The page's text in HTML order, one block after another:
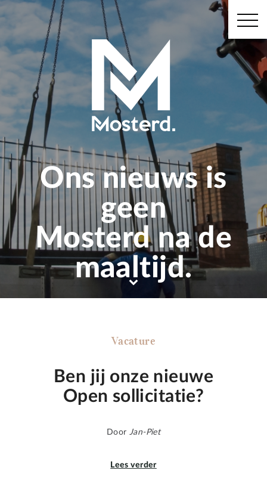
Ons nieuws is
geen
Mosterd na de
maaltijd.
Vacature
Ben jij onze nieuwe
Open sollicitatie?
Door Jan-Piet
Lees verder